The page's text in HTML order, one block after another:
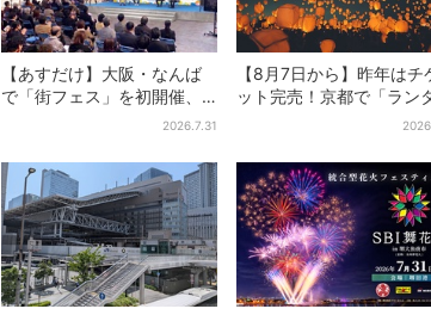
【あすだけ】大阪・なんば
で「街フェス」を初開催、
USJステージ＆豪華ゲスト
料で
2026.7.31
【8月7日から】昨年はチ
ット完売！京都で「ラン
ンフェス」、最大3500の